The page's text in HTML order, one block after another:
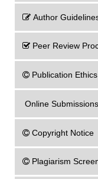
Author
Peer Review
Publication Ethics
Online Submissions
Copyright Notice
Plagiarism